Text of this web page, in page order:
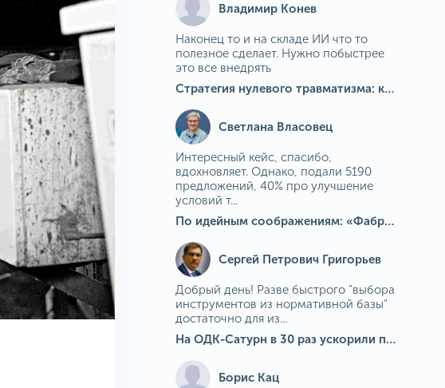
Владимир Конев
Наконец то и на складе ИИ что то
полезное сделает. Нужно побыстрее
это все внедрять
Стратегия нулевого травматизма: как ИИ-камеры Camkord снижают риск наезда на пешехода при работе на погрузчике
Светлана Власовец
Интересный кейс, спасибо,
вдохновляет. Однако, подали 5190
предложений, 40% про улучшение
условий т...
По идейным соображениям: «Фабрика идей» на МГОКе
Сергей Петрович Григорьев
Добрый день! Разве быстрого "выбора
инструментов из нормативной базы"
достаточно для из...
На ОДК-Сатурн в 30 раз ускорили подбор средств измерения для контроля качества продукции
Борис Кац